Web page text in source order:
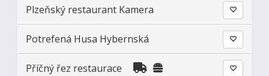
Plzeňský restaurant Kamera
Potrefená Husa Hybernská
Příčný řez restaurace